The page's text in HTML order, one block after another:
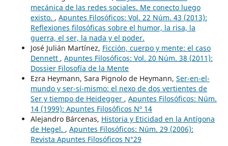
mecánica de las redes sociales. Me conecto luego
existo. , Apuntes Filosóficos: Vol. 22 Núm. 43 (2013):
Reflexiones filosóficas sobre el humor, la risa, la
guerra, el ser, la nada y el poder.
José Julián Martínez, Ficción, cuerpo y mente: el caso
Dennett , Apuntes Filosóficos: Vol. 20 Núm. 38 (2011):
Dossier Filosofía de la Mente
Ezra Heymann, Sara Pignolo de Heymann, Ser-en-el-
mundo y ser-sí-mismo: el nexo de dos vertientes de
Ser y tiempo de Heidegger , Apuntes Filosóficos: Núm.
14 (1999): Apuntes Filosóficos Nº 14
Alejandro Bárcenas, Historia y Eticidad en la Antígona
de Hegel. , Apuntes Filosóficos: Núm. 29 (2006):
Revista Apuntes Filosóficos N°29